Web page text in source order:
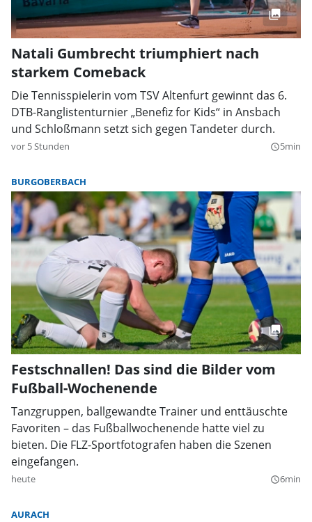
Natali Gumbrecht triumphiert nach
starkem Comeback
Die Tennisspielerin vom TSV Altenfurt gewinnt das 6.
DTB-Ranglistenturnier „Benefiz for Kids“ in Ansbach
und Schloßmann setzt sich gegen Tandeter durch.
vor 5 Stunden query_builder5min
BURGOBERBACH
Festschnallen! Das sind die Bilder vom
Fußball-Wochenende
Tanzgruppen, ballgewandte Trainer und enttäuschte
Favoriten – das Fußballwochenende hatte viel zu
bieten. Die FLZ-Sportfotografen haben die Szenen
eingefangen.
heute query_builder6min
AURACH